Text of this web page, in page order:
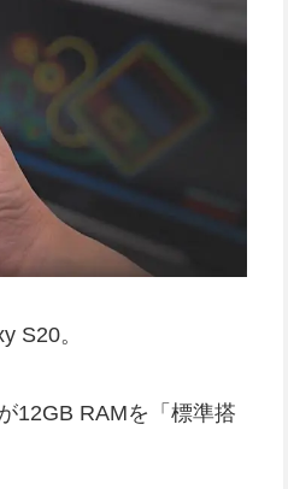
S20。
12GB RAMを「標準搭